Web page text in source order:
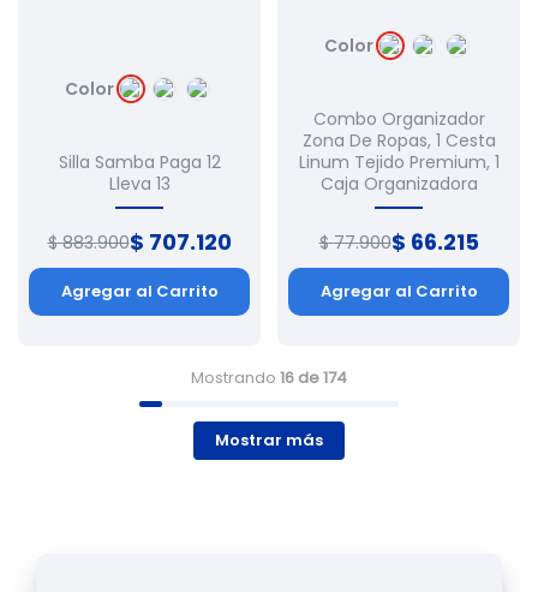
Color
Silla Samba Paga 12
Lleva 13
$ 883.900$ 707.120
Agregar al Carrito
Color
Combo Organizador
Zona De Ropas, 1 Cesta
Linum Tejido Premium, 1
Caja Organizadora
$ 77.900$ 66.215
Agregar al Carrito
Mostrando 16 de 174
Mostrar más